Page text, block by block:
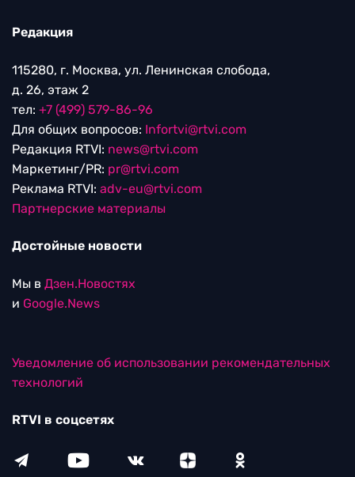
Редакция
115280, г. Москва, ул. Ленинская слобода,
д. 26, этаж 2
тел: +7 (499) 579-86-96
Для общих вопросов: Infortvi@rtvi.com
Редакция RTVI: news@rtvi.com
Маркетинг/PR: pr@rtvi.com
Реклама RTVI: adv-eu@rtvi.com
Партнерские материалы
Достойные новости
Мы в Дзен.Новостях
и Google.News
Уведомление об использовании рекомендательных
технологий
RTVI в соцсетях